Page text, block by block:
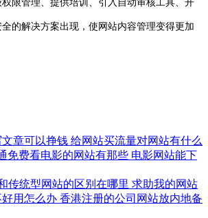
限管理、提供培训、引入自动审核工具、开
的解决方案出现，使网站内容管理变得更加
章可以挣钱 给网站买流量对网站有什么
免费看电影的网站有那些 电影网站能下
传统型网站的区别在哪里 求助我的网站
用怎么办 香港注册的公司网站放内地备